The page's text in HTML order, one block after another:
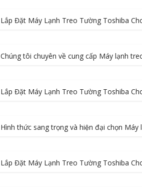
Lắp Đặt Máy Lạnh Treo Tường Toshiba
Chúng tôi chuyên về cung cấp Máy lạnh
Lắp Đặt Máy Lạnh Treo Tường Toshiba
Hình thức sang trọng và hiện đại chọn
Lắp Đặt Máy Lạnh Treo Tường Toshiba